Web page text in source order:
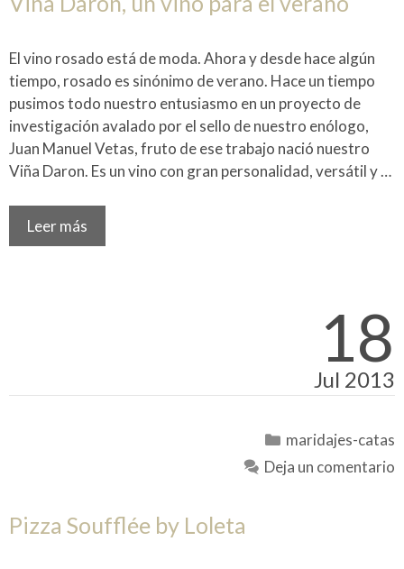
El vino rosado está de moda. Ahora y desde hace algún
tiempo, rosado es sinónimo de verano. Hace un tiempo
pusimos todo nuestro entusiasmo en un proyecto de
investigación avalado por el sello de nuestro enólogo,
Juan Manuel Vetas, fruto de ese trabajo nació nuestro
Viña Daron. Es un vino con gran personalidad, versátil y …
Leer más
18
Jul 2013
Categorías
maridajes-catas
Deja un comentario
Pizza Soufflée by Loleta